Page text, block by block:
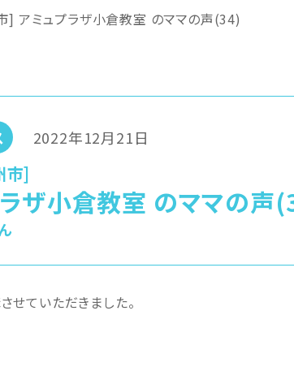
アミュプラザ小倉教室 のママの声(34)
2022年12月21日
市]
ザ小倉教室 のママの声
せていただきました。